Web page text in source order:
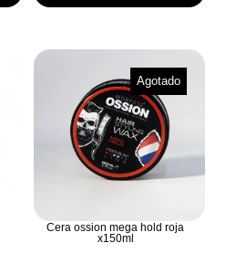
Agotado
Cera ossion mega hold roja
x150ml